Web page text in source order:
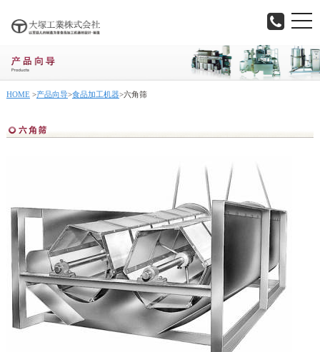
HOME>产品向导>食品加工机器>六角筛